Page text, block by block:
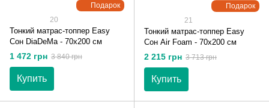
Подарок
20
Тонкий матрас-топпер Easy
Сон DiaDeMa - 70х200 см
1 472 грн 3 840 грн
Купить
Подарок
21
Тонкий матрас-топпер Easy
Сон Air Foam - 70х200 см
2 215 грн 3 713 грн
Купить